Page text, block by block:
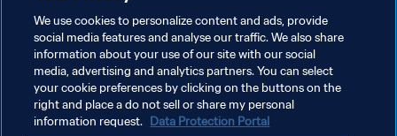
سياسة الخصوصية
شروط الخدمة
إدارة تفضيلات ملفات تعريف الارتباط
We use cookies to personalize content and ads, provide
social media features and analyse our traffic. We also share
information about your use of our site with our social
media, advertising and analytics partners. You can select
your cookie preferences by clicking on the buttons on the
right and place a do not sell or share my personal
information request. Data Protection Portal